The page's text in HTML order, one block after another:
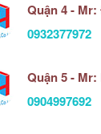
Quận 4 -
0932377972
Quận 5 -
0904997692